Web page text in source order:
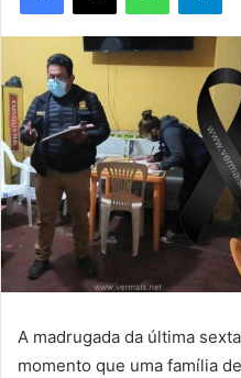
A madrugada da última
momento que uma família